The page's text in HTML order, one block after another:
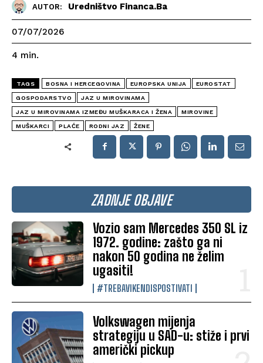
ZADNJE OBJAVE
Vozio sam Mercedes 350 SL iz
1972. godine: zašto ga ni
nakon 50 godina ne želim
ugasiti!
#TREBAVIKENDISPOSTIVATI
Volkswagen mijenja
strategiju u SAD-u: stiže i prvi
američki pickup
AUTOR: Uredništvo Financa.ba
07/07/2026
4 min.
TAGS BOSNA I HERCEGOVINA EUROPSKA UNIJA EUROSTAT
GOSPODARSTVO JAZ U MIROVINAMA
JAZ U MIROVINAMA IZMEĐU MUŠKARACA I ŽENA MIROVINE
MUŠKARCI PLAĆE RODNI JAZ ŽENE